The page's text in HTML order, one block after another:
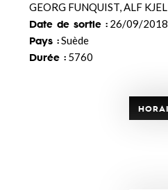
GEORG FUNQUIST, ALF
Date de sortie : 26/09/2018
Pays :Suède
Durée : 5760